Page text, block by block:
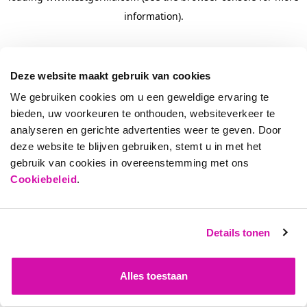
Deze website maakt gebruik van cookies
We gebruiken cookies om u een geweldige ervaring te
bieden, uw voorkeuren te onthouden, websiteverkeer te
analyseren en gerichte advertenties weer te geven. Door
deze website te blijven gebruiken, stemt u in met het
gebruik van cookies in overeenstemming met ons
Cookiebeleid.
Details tonen
Alles toestaan
information).